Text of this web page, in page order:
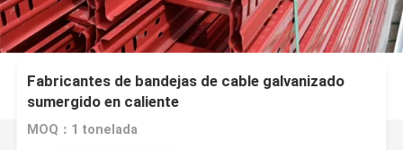
Fabricantes de bandejas de cable galvanizado
sumergido en caliente
MOQ：1 tonelada